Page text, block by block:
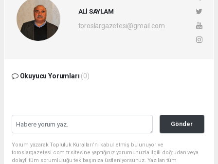
ALİ SAYLAM
toroslargazetesi@gmail.com
Okuyucu Yorumları (0)
Gönder
Yorum yazarak Topluluk Kuralları’nı kabul etmiş bulunuyor ve
toroslargazetesi.com.tr sitesine yaptığınız yorumunuzla ilgili doğrudan veya
dolaylı tüm sorumluluğu tek başınıza üstleniyorsunuz. Yazılan tüm